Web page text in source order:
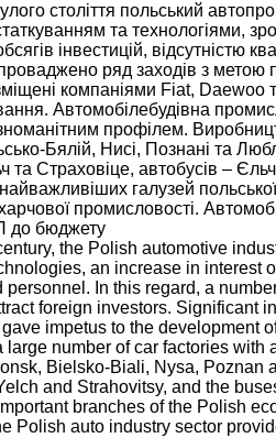
століття польський
та технологіями,
інвестицій, відсутністю
ряд заходів з метою
компаніями Fiat,
Автомобілебудівна
профілем.
Бялій, Нисі, Познані та
та Страховіце, автобусів –
галузей
промисловості.
до бюджету
the Polish automotive
an increase in interest
In this regard, a
foreign investors. Significant
impetus to the development
large number of car factories
Bielsko-Biali, Nysa, Poznan
and Strahovitsy, and the
branches of the Polish
Polish auto industry sector